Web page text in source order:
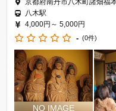
京都府南丹市八木町諸畑福
八木駅
4,000円～ 5,000円
- (0件)